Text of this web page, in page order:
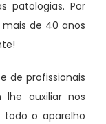
patologias. Por
de 40 anos
de profissionais
lhe auxiliar nos
o aparelho